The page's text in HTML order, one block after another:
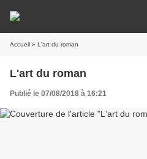
Accueil » L'art du roman
L'art du roman
Publié le 07/08/2018 à 16:21